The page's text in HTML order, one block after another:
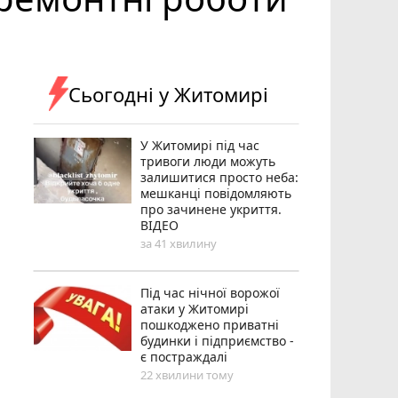
Сьогодні у Житомирі
У Житомирі під час
тривоги люди можуть
залишитися просто неба:
мешканці повідомляють
про зачинене укриття.
ВІДЕО
за 41 хвилину
Під час нічної ворожої
атаки у Житомирі
пошкоджено приватні
будинки і підприємство -
є постраждалі
22 хвилини тому